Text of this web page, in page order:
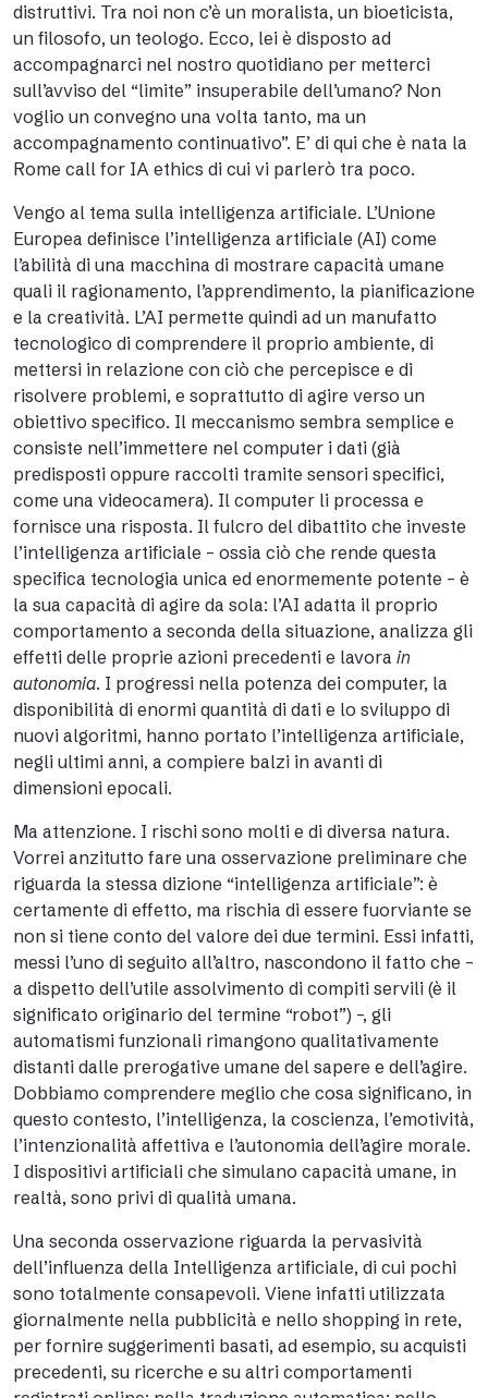
distruttivi. Tra noi non c’è un moralista, un bioeticista,
un filosofo, un teologo. Ecco, lei è disposto ad
accompagnarci nel nostro quotidiano per metterci
sull’avviso del “limite” insuperabile dell’umano? Non
voglio un convegno una volta tanto, ma un
accompagnamento continuativo”. E’ di qui che è nata la
Rome call for IA ethics di cui vi parlerò tra poco.
Vengo al tema sulla intelligenza artificiale. L’Unione
Europea definisce l’intelligenza artificiale (AI) come
l’abilità di una macchina di mostrare capacità umane
quali il ragionamento, l’apprendimento, la pianificazione
e la creatività. L’AI permette quindi ad un manufatto
tecnologico di comprendere il proprio ambiente, di
mettersi in relazione con ciò che percepisce e di
risolvere problemi, e soprattutto di agire verso un
obiettivo specifico. Il meccanismo sembra semplice e
consiste nell’immettere nel computer i dati (già
predisposti oppure raccolti tramite sensori specifici,
come una videocamera). Il computer li processa e
fornisce una risposta. Il fulcro del dibattito che investe
l’intelligenza artificiale – ossia ciò che rende questa
specifica tecnologia unica ed enormemente potente – è
la sua capacità di agire da sola: l’AI adatta il proprio
comportamento a seconda della situazione, analizza gli
effetti delle proprie azioni precedenti e lavora in
autonomia. I progressi nella potenza dei computer, la
disponibilità di enormi quantità di dati e lo sviluppo di
nuovi algoritmi, hanno portato l’intelligenza artificiale,
negli ultimi anni, a compiere balzi in avanti di
dimensioni epocali.
Ma attenzione. I rischi sono molti e di diversa natura.
Vorrei anzitutto fare una osservazione preliminare che
riguarda la stessa dizione “intelligenza artificiale”: è
certamente di effetto, ma rischia di essere fuorviante se
non si tiene conto del valore dei due termini. Essi infatti,
messi l’uno di seguito all’altro, nascondono il fatto che –
a dispetto dell’utile assolvimento di compiti servili (è il
significato originario del termine “robot”) –, gli
automatismi funzionali rimangono qualitativamente
distanti dalle prerogative umane del sapere e dell’agire.
Dobbiamo comprendere meglio che cosa significano, in
questo contesto, l’intelligenza, la coscienza, l’emotività,
l’intenzionalità affettiva e l’autonomia dell’agire morale.
I dispositivi artificiali che simulano capacità umane, in
realtà, sono privi di qualità umana.
Una seconda osservazione riguarda la pervasività
dell’influenza della Intelligenza artificiale, di cui pochi
sono totalmente consapevoli. Viene infatti utilizzata
giornalmente nella pubblicità e nello shopping in rete,
per fornire suggerimenti basati, ad esempio, su acquisti
precedenti, su ricerche e su altri comportamenti